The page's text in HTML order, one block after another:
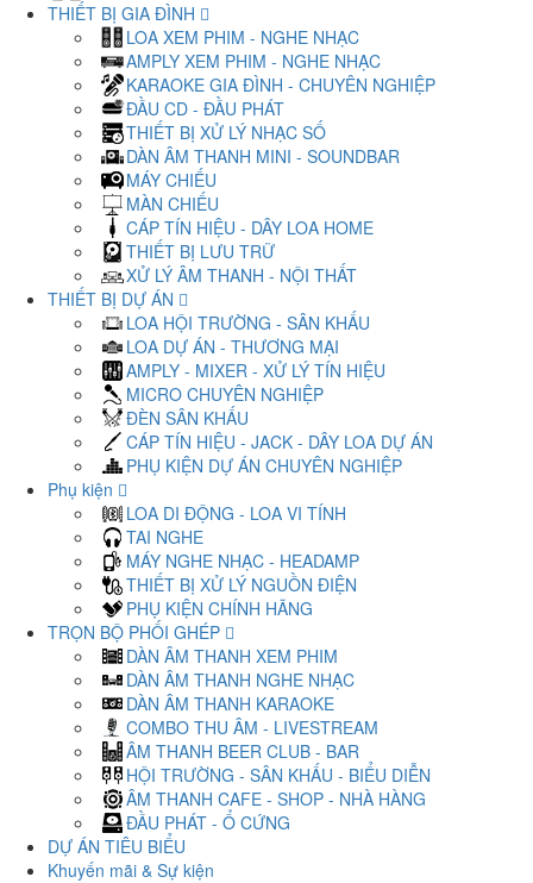
THIẾT BỊ GIA ĐÌNH
LOA XEM PHIM - NGHE NHẠC
AMPLY XEM PHIM - NGHE NHẠC
KARAOKE GIA ĐÌNH - CHUYÊN NGHIỆP
ĐẦU CD - ĐẦU PHÁT
THIẾT BỊ XỬ LÝ NHẠC SỐ
DÀN ÂM THANH MINI - SOUNDBAR
MÁY CHIẾU
MÀN CHIẾU
CÁP TÍN HIỆU - DÂY LOA HOME
THIẾT BỊ LƯU TRỮ
XỬ LÝ ÂM THANH - NỘI THẤT
THIẾT BỊ DỰ ÁN
LOA HỘI TRƯỜNG - SÂN KHẤU
LOA DỰ ÁN - THƯƠNG MẠI
AMPLY - MIXER - XỬ LÝ TÍN HIỆU
MICRO CHUYÊN NGHIỆP
ĐÈN SÂN KHẤU
CÁP TÍN HIỆU - JACK - DÂY LOA DỰ ÁN
PHỤ KIỆN DỰ ÁN CHUYÊN NGHIỆP
Phụ kiện
LOA DI ĐỘNG - LOA VI TÍNH
TAI NGHE
MÁY NGHE NHẠC - HEADAMP
THIẾT BỊ XỬ LÝ NGUỒN ĐIỆN
PHỤ KIỆN CHÍNH HÃNG
TRỌN BỘ PHỐI GHÉP
DÀN ÂM THANH XEM PHIM
DÀN ÂM THANH NGHE NHẠC
DÀN ÂM THANH KARAOKE
COMBO THU ÂM - LIVESTREAM
ÂM THANH BEER CLUB - BAR
HỘI TRƯỜNG - SÂN KHẤU - BIỂU DIỄN
ÂM THANH CAFE - SHOP - NHÀ HÀNG
ĐẦU PHÁT - Ổ CỨNG
DỰ ÁN TIÊU BIỂU
Khuyến mãi & Sự kiện